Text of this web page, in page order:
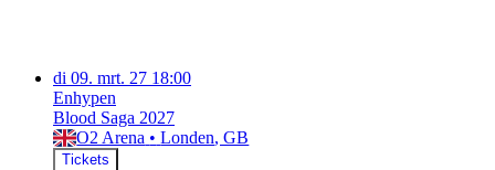
di 09. mrt. 27 18:00
Enhypen
Blood Saga 2027
O2 Arena • Londen, GB
Tickets